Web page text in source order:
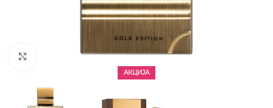
АКЦИЈА
CLICK TO ENLARGE